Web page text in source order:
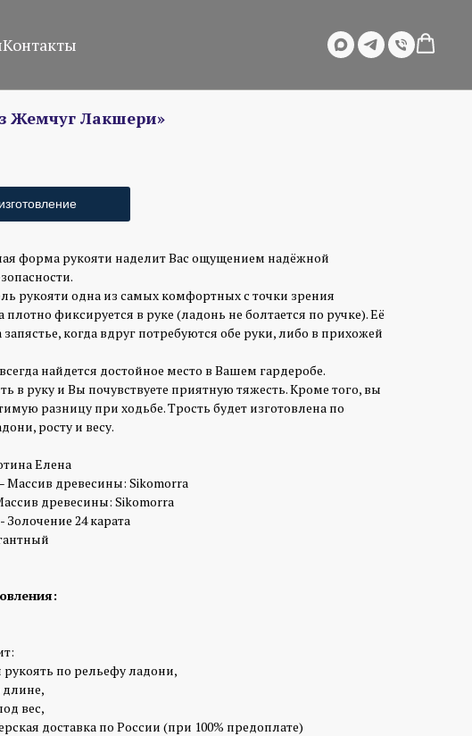
Контакты
Жемчуг Лакшери»
форма рукояти наделит Вас ощущением надёжной
рукояти одна из самых комфортных с точки зрения
плотно фиксируется в руке (ладонь не болтается по ручке). Её
когда вдруг потребуются обе руки, либо в прихожей
найдется достойное место в Вашем гардеробе.
в руку и Вы почувствуете приятную тяжесть. Кроме того, вы
разницу при ходьбе. Трость будет изготовлена по
росту и весу.
Елена
Массив древесины: Sikomorra
древесины: Sikomorra
Золочение 24 карата
по рельефу ладони,
длине,
вес,
доставка по России (при 100% предоплате)